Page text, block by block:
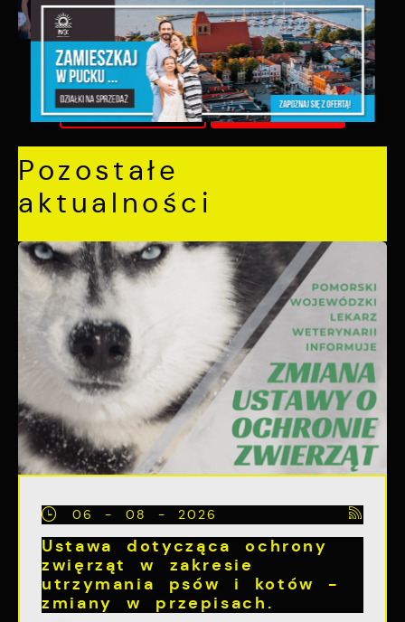
POWRÓT UDOSTĘPNIJ
POPRZEDNI NASTĘPNY
Pozostałe
aktualności
06 - 08 - 2026
Ustawa dotycząca ochrony
zwięrząt w zakresie
utrzymania psów i kotów -
zmiany w przepisach.